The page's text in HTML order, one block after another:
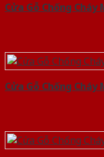
Cửa Gỗ Chống Cháy
Cửa Gỗ Chống Cháy